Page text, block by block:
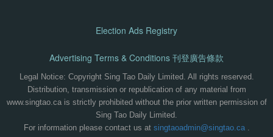
Election Ads Registry
Advertising Terms & Conditions 刊登廣告條款
Legal Notice: Copyright Sing Tao Daily Limited. All rights reserved.
Distribution, transmission or republication of any material from
www.singtao.ca is strictly prohibited without the prior written permission of
Sing Tao Daily Limited.
For information please contact us at singtaoadmin@singtao.ca.